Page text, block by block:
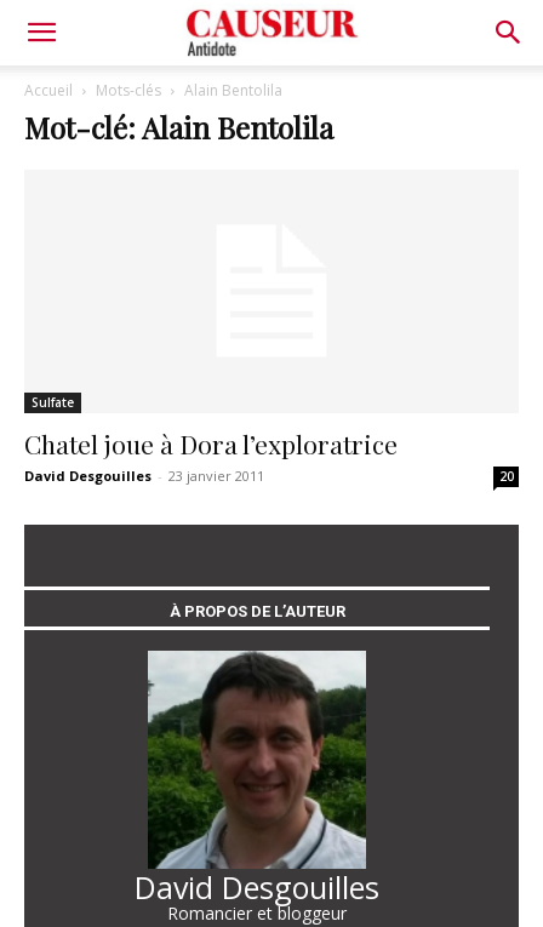
Antidote
Accueil Mots-clés Alain Bentolila
Mot-clé: Alain Bentolila
Sulfate
Chatel joue à Dora l’exploratrice
David Desgouilles - 23 janvier 2011 20
À PROPOS DE L’AUTEUR
David Desgouilles
Romancier et bloggeur